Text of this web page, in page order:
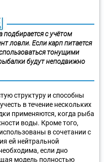
подбирается с учётом
ловли. Если карп питается
тонущими
будут неподвижно
структуру и способны
в течение нескольких
применяются, когда рыба
воды. Кроме того,
в сочетании с
ей нейтральной
если дно
модель полностью